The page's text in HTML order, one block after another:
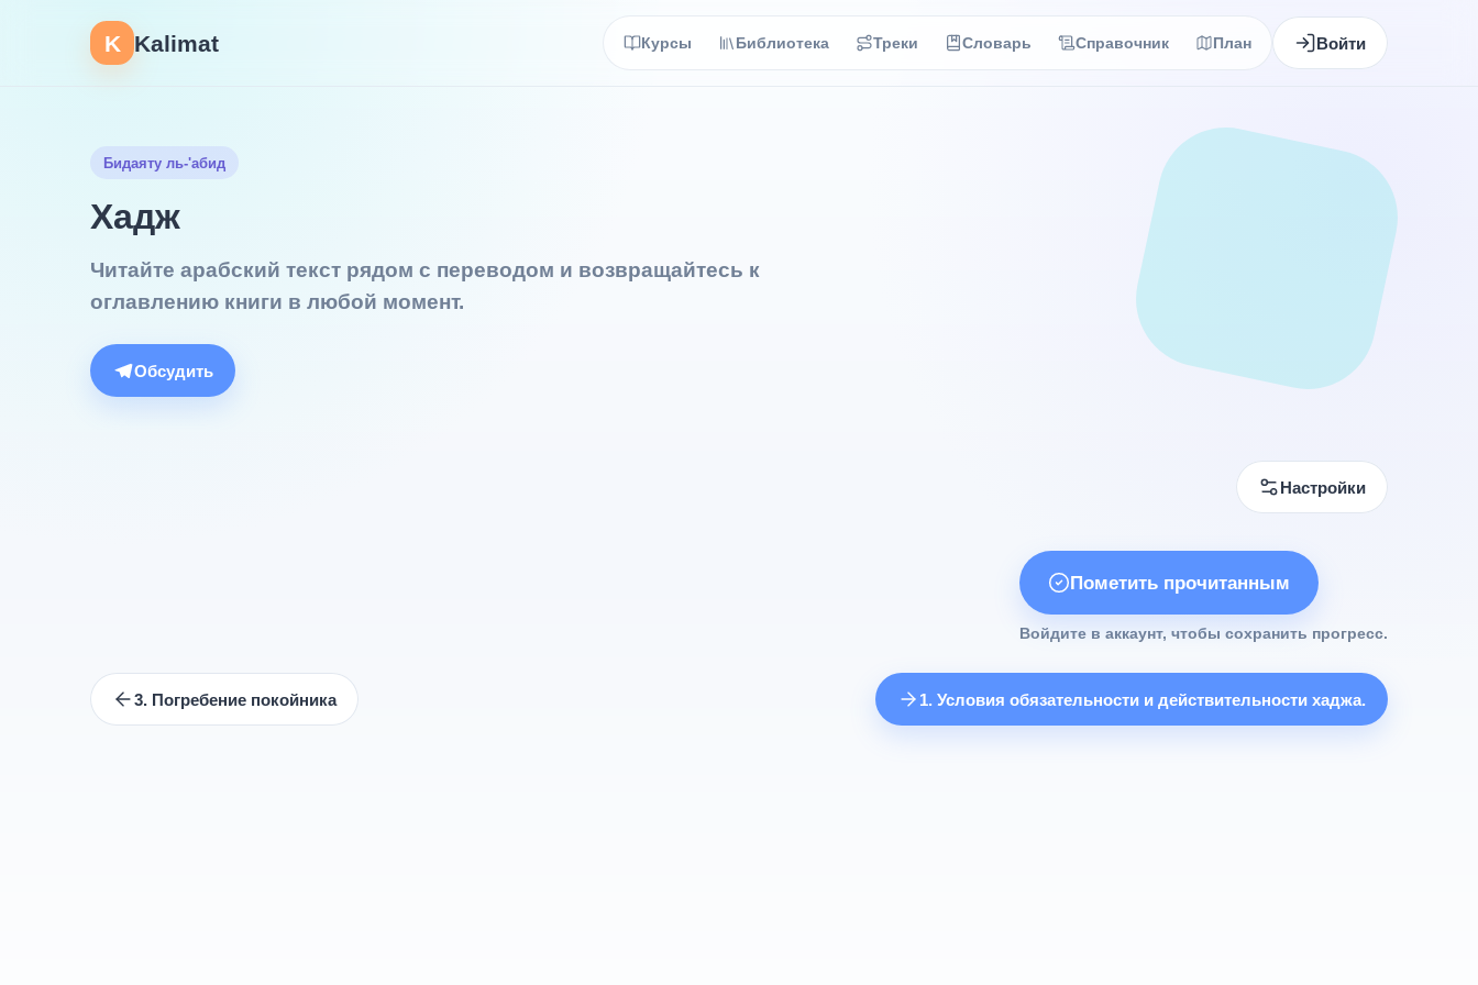
K Kalimat Курсы Библиотека Треки Словарь Справочник План Войти
Бидаяту ль-'абид
Хадж
Читайте арабский текст рядом с переводом и возвращайтесь к
оглавлению книги в любой момент.
Обсудить
Настройки
Пометить прочитанным
Войдите в аккаунт, чтобы сохранить прогресс.
3. Погребение покойника 1. Условия обязательности и действительности хаджа.